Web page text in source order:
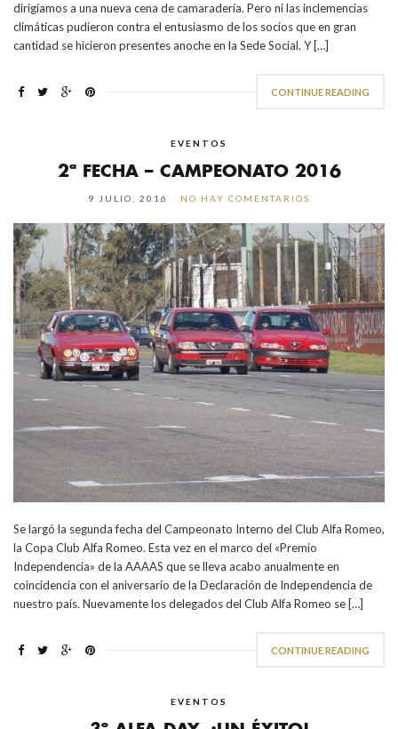
dirigíamos a una nueva cena de camaradería. Pero ni las inclemencias
climáticas pudieron contra el entusiasmo de los socios que en gran
cantidad se hicieron presentes anoche en la Sede Social. Y […]
CONTINUE READING
EVENTOS
2ª FECHA – CAMPEONATO 2016
9 JULIO, 2016 NO HAY COMENTARIOS
Se largó la segunda fecha del Campeonato Interno del Club Alfa Romeo,
la Copa Club Alfa Romeo. Esta vez en el marco del «Premio
Independencia» de la AAAAS que se lleva acabo anualmente en
coincidencia con el aniversario de la Declaración de Independencia de
nuestro país. Nuevamente los delegados del Club Alfa Romeo se […]
CONTINUE READING
EVENTOS